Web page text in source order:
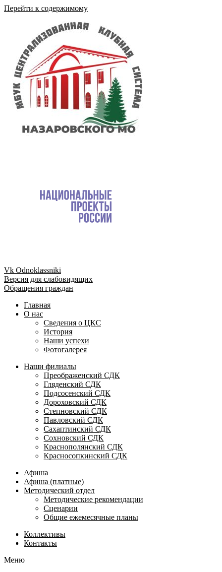
Перейти к содержимому
Vk Odnoklassniki
Версия для слабовидящих
Обращения граждан
Главная
О нас
Сведения о ЦКС
История
Наши успехи
Фотогалерея
Наши филиалы
Преображенский СДК
Гляденский СДК
Подсосенский СДК
Дороховский СДК
Степновский СДК
Павловский СДК
Сахаптинский СДК
Сохновский СДК
Краснополянский СДК
Красносопкинский СДК
Афиша
Афиша (платные)
Методический отдел
Методические рекомендации
Сценарии
Общие ежемесячные планы
Коллективы
Контакты
Меню